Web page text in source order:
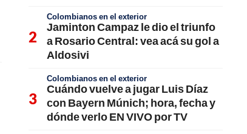
Colombianos en el exterior
Jaminton Campaz le dio el triunfo
a Rosario Central: vea acá su gol a
Aldosivi
Colombianos en el exterior
Cuándo vuelve a jugar Luis Díaz
con Bayern Múnich; hora, fecha y
dónde verlo EN VIVO por TV